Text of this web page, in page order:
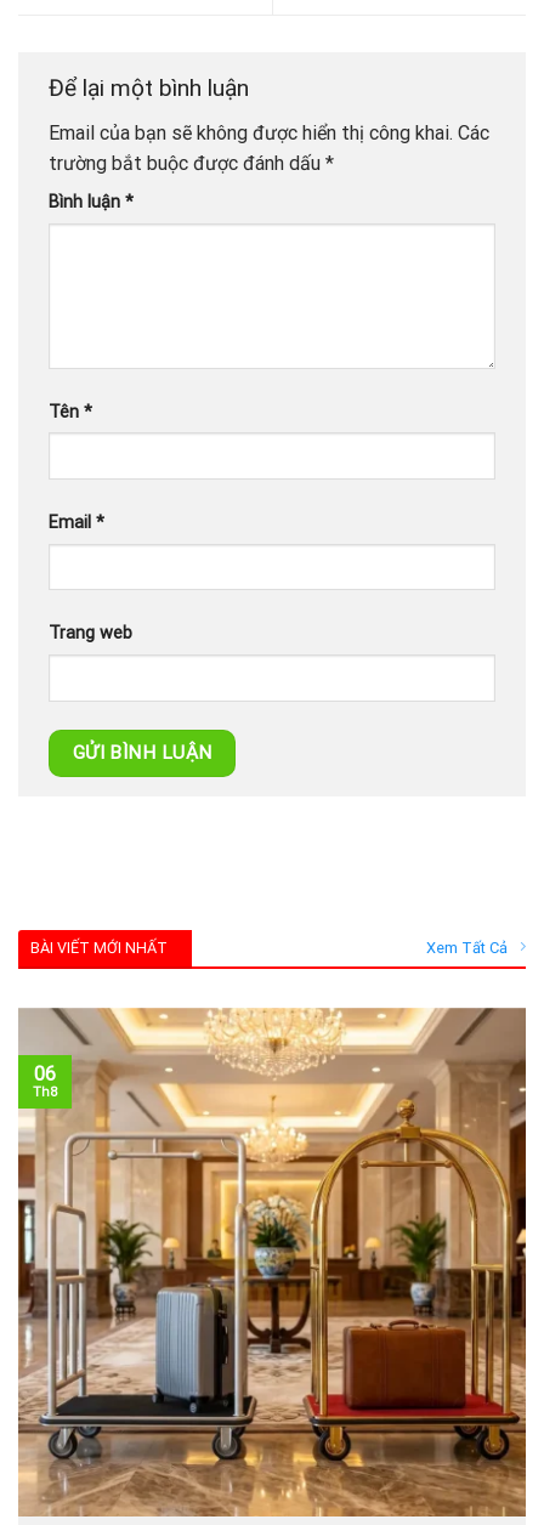
Để lại một bình luận
Email của bạn sẽ không được hiển thị công khai. Các
trường bắt buộc được đánh dấu *
Bình luận *
Tên *
Email *
Trang web
BÀI VIẾT MỚI NHẤT Xem Tất Cả
06
Th8